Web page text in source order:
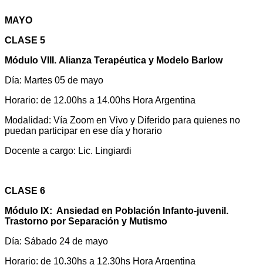
MAYO
CLASE 5
Módulo VIII. Alianza Terapéutica y Modelo Barlow
Día: Martes 05 de mayo
Horario: de 12.00hs a 14.00hs Hora Argentina
Modalidad: Vía Zoom en Vivo y Diferido para quienes no
puedan participar en ese día y horario
Docente a cargo: Lic. Lingiardi
CLASE 6
Módulo IX: Ansiedad en Población Infanto-juvenil.
Trastorno por Separación y Mutismo
Día: Sábado 24 de mayo
Horario: de 10.30hs a 12.30hs Hora Argentina